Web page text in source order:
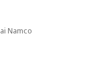
Namco